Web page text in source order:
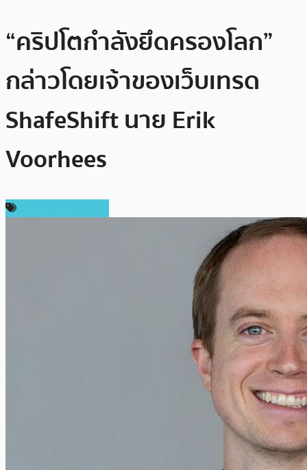
“คริปโตกำลังยึดครองโลก”
กล่าวโดยเจ้าของเว็บเทรด
ShafeShift นาย Erik
Voorhees